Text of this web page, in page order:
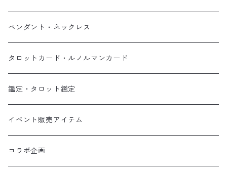
ペンダント・ネックレス
タロットカード・ルノルマンカード
鑑定・タロット鑑定
イベント販売アイテム
コラボ企画